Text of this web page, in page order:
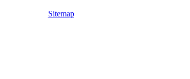
Sitemap